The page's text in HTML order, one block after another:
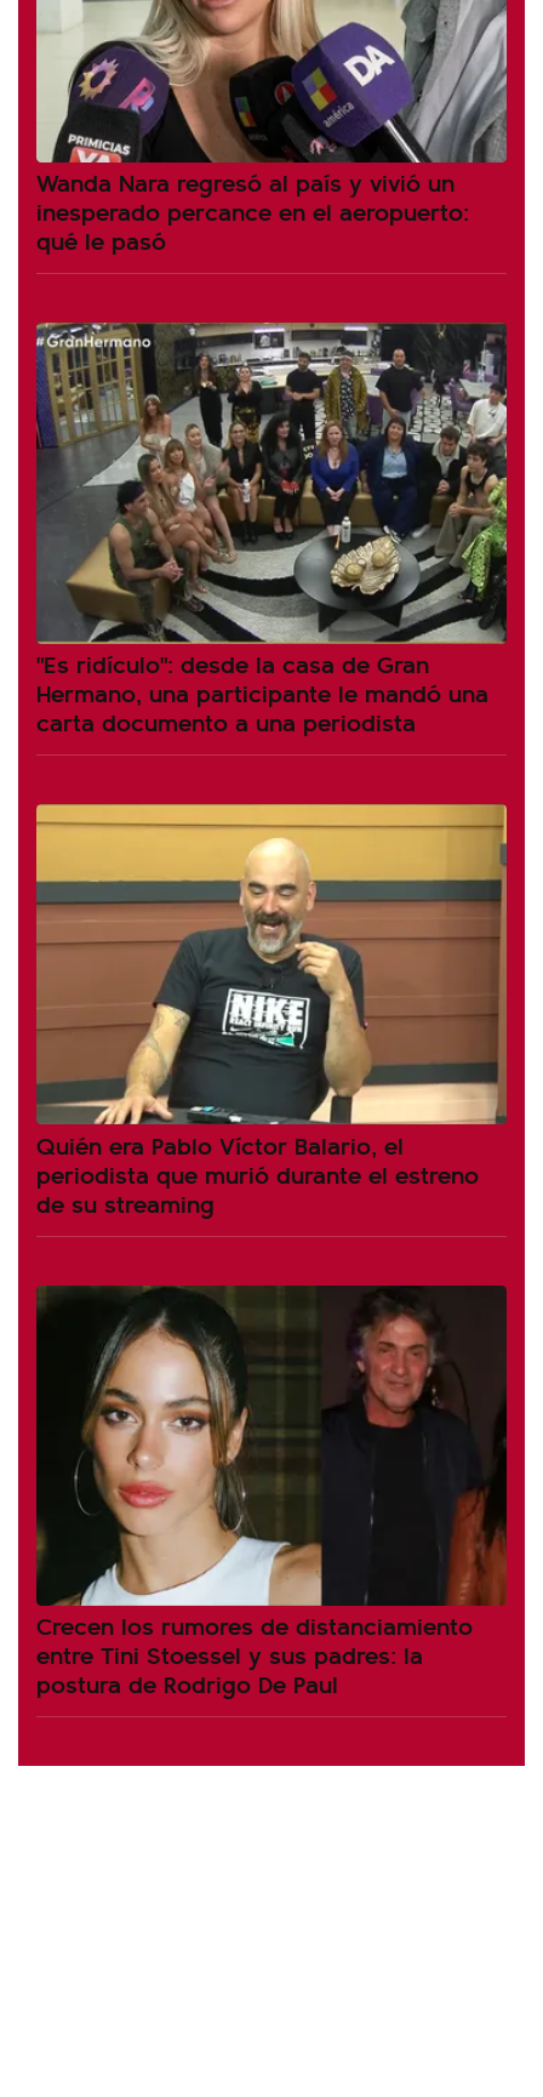
Wanda Nara regresó al país y vivió un
inesperado percance en el aeropuerto:
qué le pasó
"Es ridículo": desde la casa de Gran
Hermano, una participante le mandó una
carta documento a una periodista
Quién era Pablo Víctor Balario, el
periodista que murió durante el estreno
de su streaming
Crecen los rumores de distanciamiento
entre Tini Stoessel y sus padres: la
postura de Rodrigo De Paul